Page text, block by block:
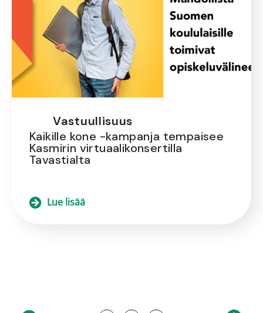
Vastuullisuus
Kaikille kone -kampanja tempaisee
Kasmirin virtuaalikonsertilla
Tavastialta
Lue lisää